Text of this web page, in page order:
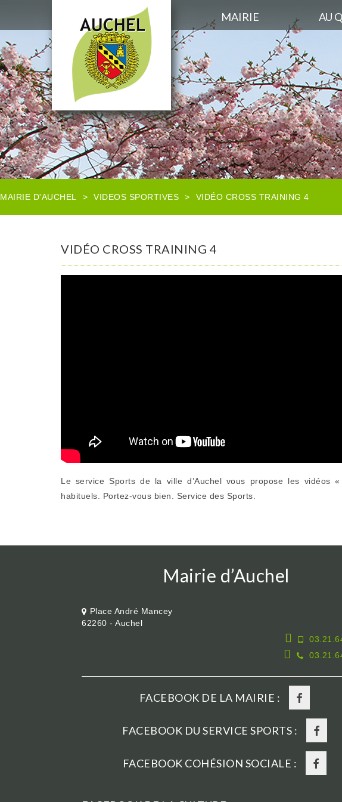
MAIRIE AU
MAIRIE D'AUCHEL > VIDEOS SPORTIVES > VIDÉO CROSS TRAINING 4
VIDÉO CROSS TRAINING 4
Le service Sports de la ville d’Auchel vous propose les vidéos
habituels. Portez-vous bien. Service des Sports.
Mairie d’Auchel
Place André Mancey
62260 - Auchel
FACEBOOK DE LA MAIRIE :
FACEBOOK DU SERVICE SPORTS :
FACEBOOK COHÉSION SOCIALE :